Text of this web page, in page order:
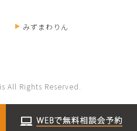
みずまわりん
All Rights Reserved.